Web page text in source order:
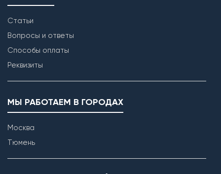
Статьи
Вопросы и ответы
Способы оплаты
Реквизиты
МЫ РАБОТАЕМ В ГОРОДАХ
Москва
Тюмень